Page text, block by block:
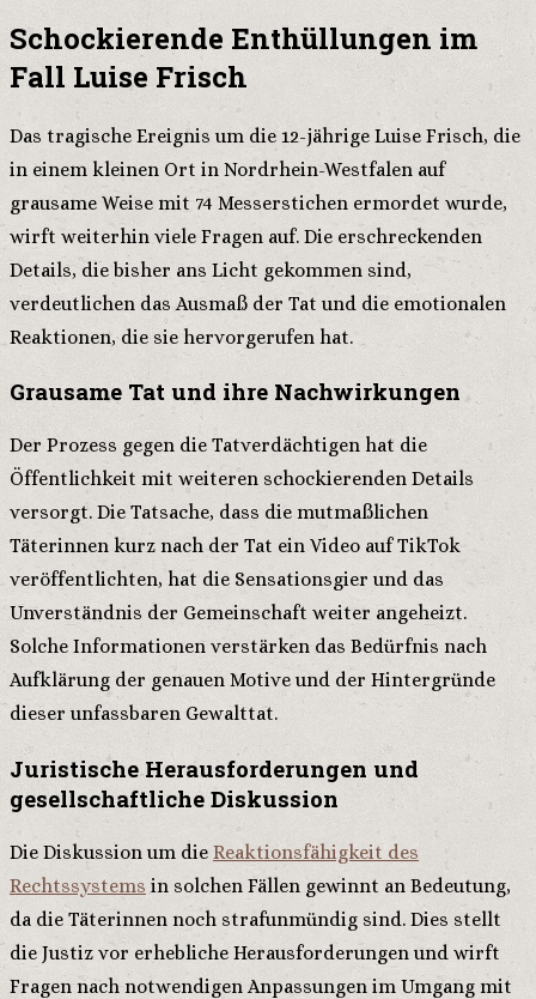
Schockierende Enthüllungen im
Fall Luise Frisch
Das tragische Ereignis um die 12-jährige Luise Frisch, die
in einem kleinen Ort in Nordrhein-Westfalen auf
grausame Weise mit 74 Messerstichen ermordet wurde,
wirft weiterhin viele Fragen auf. Die erschreckenden
Details, die bisher ans Licht gekommen sind,
verdeutlichen das Ausmaß der Tat und die emotionalen
Reaktionen, die sie hervorgerufen hat.
Grausame Tat und ihre Nachwirkungen
Der Prozess gegen die Tatverdächtigen hat die
Öffentlichkeit mit weiteren schockierenden Details
versorgt. Die Tatsache, dass die mutmaßlichen
Täterinnen kurz nach der Tat ein Video auf TikTok
veröffentlichten, hat die Sensationsgier und das
Unverständnis der Gemeinschaft weiter angeheizt.
Solche Informationen verstärken das Bedürfnis nach
Aufklärung der genauen Motive und der Hintergründe
dieser unfassbaren Gewalttat.
Juristische Herausforderungen und
gesellschaftliche Diskussion
Die Diskussion um die Reaktionsfähigkeit des
Rechtssystems in solchen Fällen gewinnt an Bedeutung,
da die Täterinnen noch strafunmündig sind. Dies stellt
die Justiz vor erhebliche Herausforderungen und wirft
Fragen nach notwendigen Anpassungen im Umgang mit